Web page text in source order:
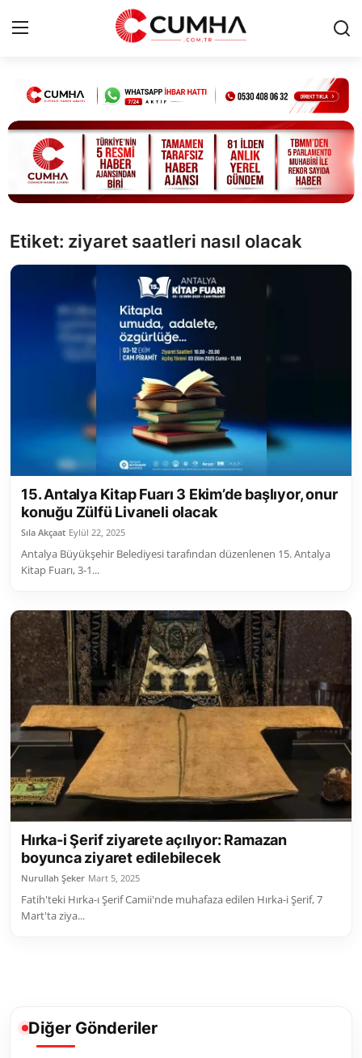
Kurumsal
Cumhurbaşkanlığı
Bakanlıklar
Siyasi Partiler
Yerel Yönetimler
Mülki İdare
Sivil Toplum Kuruluşları
Kamu Kurumları ve Üst Kurullar
Resmi Reklamlar
Etiket: ziyaret saatleri nasıl olacak
15. Antalya Kitap Fuarı 3 Ekim’de başlıyor, onur
konuğu Zülfü Livaneli olacak
Sıla Akçaat Eylül 22, 2025
Antalya Büyükşehir Belediyesi tarafından düzenlenen 15. Antalya
Kitap Fuarı, 3-1...
Hırka-i Şerif ziyarete açılıyor: Ramazan
boyunca ziyaret edilebilecek
Nurullah Şeker Mart 5, 2025
Fatih'teki Hırka-ı Şerif Camii'nde muhafaza edilen Hırka-i Şerif, 7
Mart'ta ziya...
Diğer Gönderiler